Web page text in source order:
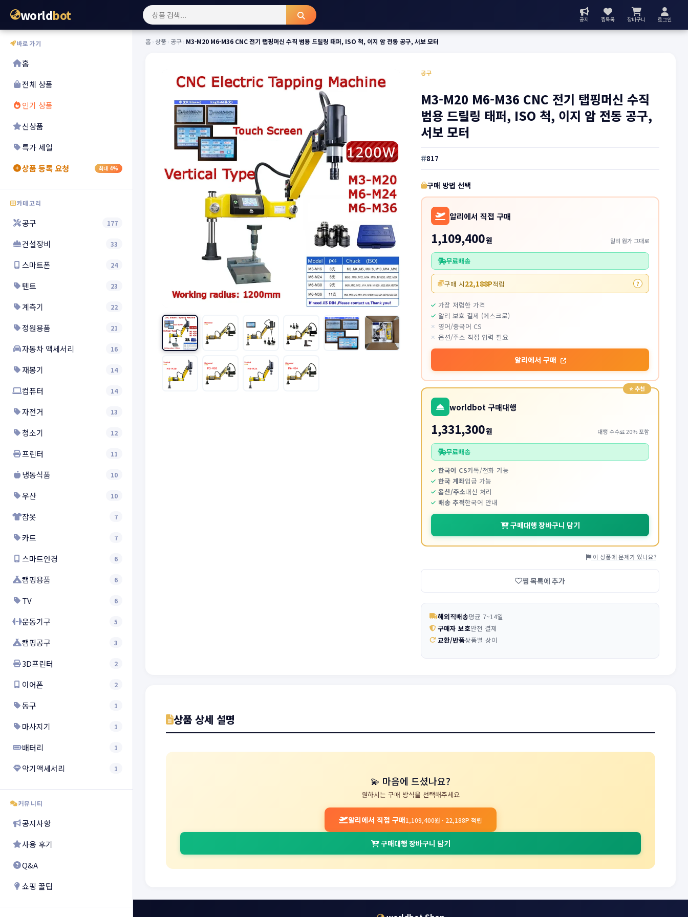
worldbot 공지 찜목록 장바구니 로그인
바로가기
홈
전체 상품
인기 상품
신상품
특가 세일
상품 등록 요청
최대 4%
카테고리
공구 177
건설장비 33
스마트폰 24
텐트 23
계측기 22
정원용품 21
자동차 액세서리 16
재봉기 14
컴퓨터 14
자전거 13
청소기 12
프린터 11
냉동식품 10
우산 10
잠옷 7
카트 7
스마트안경 6
캠핑용품 6
TV 6
운동기구 5
캠핑공구 3
3D프린터 2
이어폰 2
동구 1
마사지기 1
배터리 1
악기액세서리 1
커뮤니티
공지사항
사용 후기
Q&A
쇼핑 꿀팁
홈›상품› 공구› M3-M20 M6-M36 CNC 전기 탭핑머신 수직 범용 드릴링 태퍼, ISO 척, 이지 암 전동 공구, 서보 모터
공구
M3-M20 M6-M36 CNC 전기 탭핑머신 수직
범용 드릴링 태퍼, ISO 척, 이지 암 전동 공구,
서보 모터
817
구매 방법 선택
알리에서 직접 구매
1,109,400원 알리 원가 그대로
무료배송
구매 시22,188P적립 ?
가장 저렴한 가격
알리 보호 결제 (에스크로)
영어/중국어 CS
옵션/주소 직접 입력 필요
알리에서 구매
worldbot 구매대행
1,331,300원 대행 수수료 20% 포함
무료배송
한국어 CS카톡/전화 가능
한국 계좌입금 가능
옵션/주소대신 처리
배송 추적한국어 안내
구매대행 장바구니 담기
이 상품에 문제가 있나요?
찜 목록에 추가
해외직배송평균 7~14일
구매자 보호안전 결제
교환/반품상품별 상이
상품 상세 설명
💫 마음에 드셨나요?
원하시는 구매 방식을 선택해주세요
알리에서 직접 구매1,109,400원 · 22,188P 적립
구매대행 장바구니 담기